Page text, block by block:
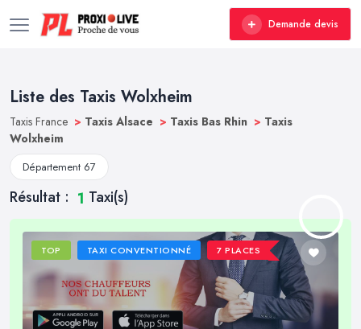
Demande devis
Liste des Taxis Wolxheim
Taxis France > Taxis Alsace > Taxis Bas Rhin > Taxis
Wolxheim
Département 67
Résultat : 1 Taxi(s)
TOP TAXI CONVENTIONNÉ 7 PLACES